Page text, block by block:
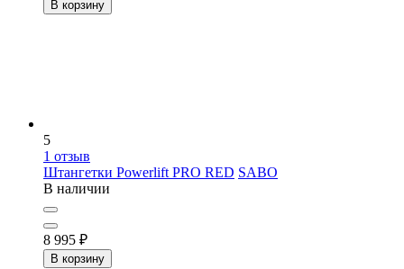
В корзину
5
1 отзыв
Штангетки Powerlift PRO RED SABO
В наличии
8 995 ₽
В корзину